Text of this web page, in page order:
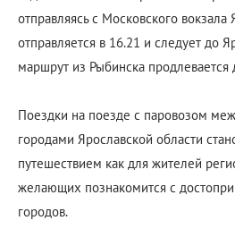
отправляясь с Московского
отправляется в 16.21 и следует до
маршрут из Рыбинска продлевается
Поездки на поезде с паровозом
городами Ярославской области
путешествием как для жителей
желающих познакомится с
городов.